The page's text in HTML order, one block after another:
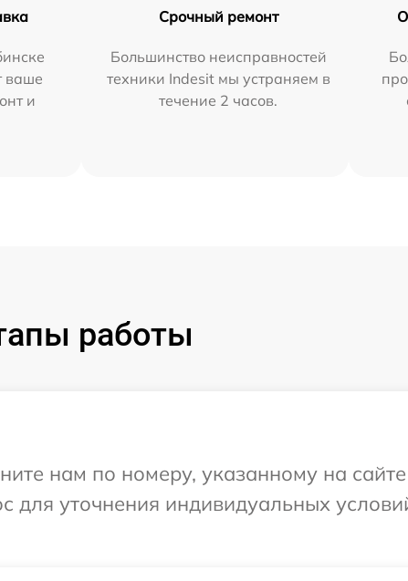
ваше
и
Срочный ремонт
Большинство неисправностей
техники Indesit мы устраняем в
течение 2 часов.
работы
нам по номеру, указанному на
уточнения индивидуальных